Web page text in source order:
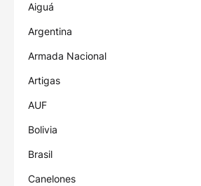
Aiguá
Argentina
Armada Nacional
Artigas
AUF
Bolivia
Brasil
Canelones